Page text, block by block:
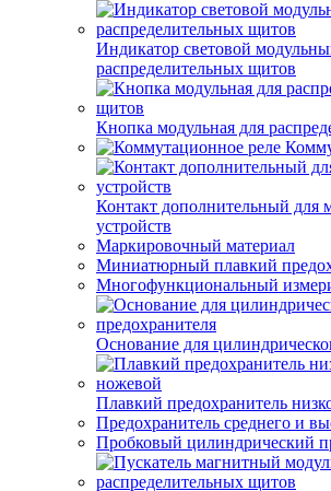
Индикатор световой
распределительных щитов
Кнопка модульная для
Контакт дополнительный для
устройств
Маркировочный материал
Миниатюрный плавкий
Многофункциональный
Основание для
Плавкий предохранитель
Предохранитель среднего и
Пробковый цилиндрический